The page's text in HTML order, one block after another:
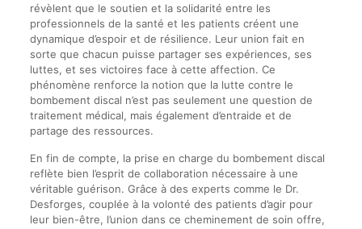
révèlent que le soutien et la solidarité entre les
professionnels de la santé et les patients créent une
dynamique d’espoir et de résilience. Leur union fait en
sorte que chacun puisse partager ses expériences, ses
luttes, et ses victoires face à cette affection. Ce
phénomène renforce la notion que la lutte contre le
bombement discal n’est pas seulement une question de
traitement médical, mais également d’entraide et de
partage des ressources.
En fin de compte, la prise en charge du bombement discal
reflète bien l’esprit de collaboration nécessaire à une
véritable guérison. Grâce à des experts comme le Dr.
Desforges, couplée à la volonté des patients d’agir pour
leur bien-être, l’union dans ce cheminement de soin offre,